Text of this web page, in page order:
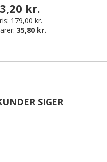
kr.
179,00 kr.
35,80 kr.
SIGER